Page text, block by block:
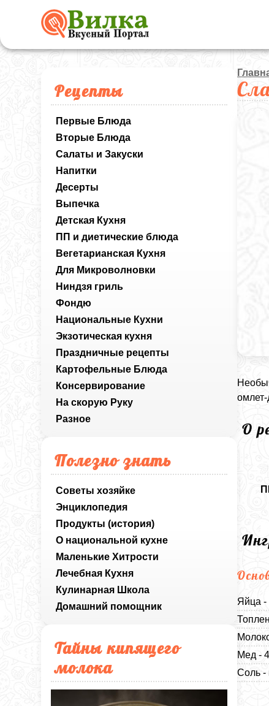
Рецепты
Первые Блюда
Вторые Блюда
Салаты и Закуски
Напитки
Десерты
Выпечка
Детская Кухня
ПП и диетические блюда
Вегетарианская Кухня
Для Микроволновки
Ниндзя гриль
Фондю
Национальные Кухни
Экзотическая кухня
Праздничные рецепты
Картофельные Блюда
Консервирование
На скорую Руку
Разное
Полезно знать
Советы хозяйке
Энциклопедия
Продукты (история)
О национальной кухне
Маленькие Хитрости
Лечебная Кухня
Кулинарная Школа
Домашний помощник
Тайны кипящего
молока
омлет-
О
Яйца -
Мед -
Соль -